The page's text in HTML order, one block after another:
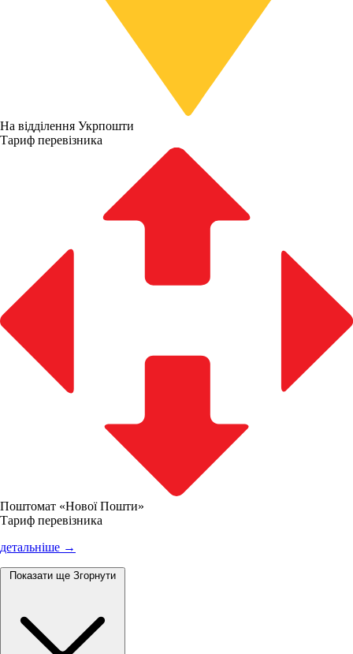
На відділення Укрпошти
Тариф перевізника
Поштомат «Нової Пошти»
Тариф перевізника
детальніше →
Показати ще Згорнути